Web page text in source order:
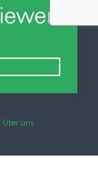
Über uns